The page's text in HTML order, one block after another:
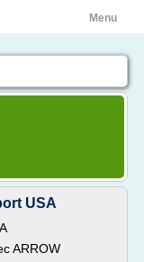
Menu
USA
ARROW